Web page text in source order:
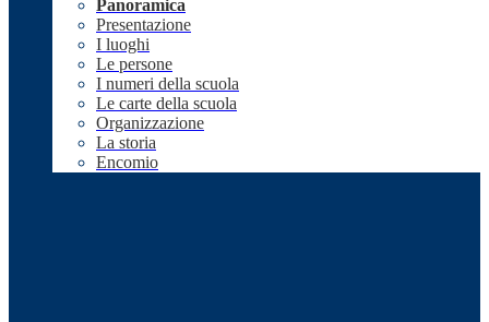
Panoramica
Presentazione
I luoghi
Le persone
I numeri della scuola
Le carte della scuola
Organizzazione
La storia
Encomio